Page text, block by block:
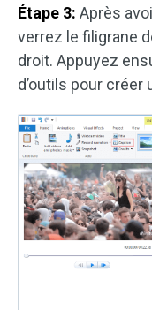
Étape 3: Après
verrez le filigrane
droit. Appuyez
d’outils pour créer